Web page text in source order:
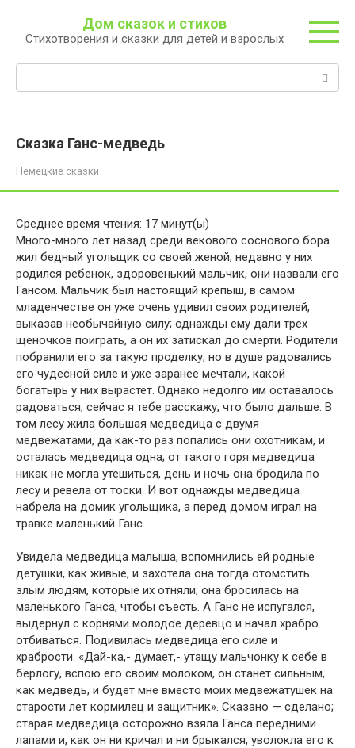
контенту
Дом сказок и стихов
Стихотворения и сказки для детей и взрослых
Сказка Ганс-медведь
Немецкие сказки
Среднее время чтения: 17 минут(ы)
Много-много лет назад среди векового соснового бора
жил бедный угольщик со своей женой; недавно у них
родился ребенок, здоровенький мальчик, они назвали его
Гансом. Мальчик был настоящий крепыш, в самом
младенчестве он уже очень удивил своих родителей,
выказав необычайную силу; однажды ему дали трех
щеночков поиграть, а он их затискал до смерти. Родители
побранили его за такую проделку, но в душе радовались
его чудесной силе и уже заранее мечтали, какой
богатырь у них вырастет. Однако недолго им оставалось
радоваться; сейчас я тебе расскажу, что было дальше. В
том лесу жила большая медведица с двумя
медвежатами, да как-то раз попались они охотникам, и
осталась медведица одна; от такого горя медведица
никак не могла утешиться, день и ночь она бродила по
лесу и ревела от тоски. И вот однажды медведица
набрела на домик угольщика, а перед домом играл на
травке маленький Ганс.
Увидела медведица малыша, вспомнились ей родные
детушки, как живые, и захотела она тогда отомстить
злым людям, которые их отняли; она бросилась на
маленького Ганса, чтобы съесть. А Ганс не испугался,
выдернул с корнями молодое деревцо и начал храбро
отбиваться. Подивилась медведица его силе и
храбрости. «Дай-ка,- думает,- утащу мальчонку к себе в
берлогу, вспою его своим молоком, он станет сильным,
как медведь, и будет мне вместо моих медвежатушек на
старости лет кормилец и защитник». Сказано — сделано;
старая медведица осторожно взяла Ганса передними
лапами и, как он ни кричал и ни брыкался, уволокла его к